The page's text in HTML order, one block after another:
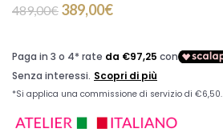
489,00€ 389,00€